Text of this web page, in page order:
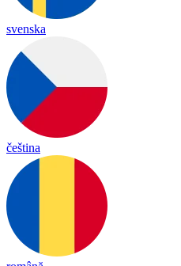
svenska
čeština